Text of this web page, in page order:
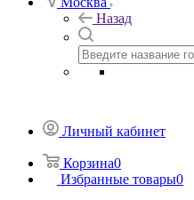
Назад
Личный кабинет
Корзина0
Избранные товары0